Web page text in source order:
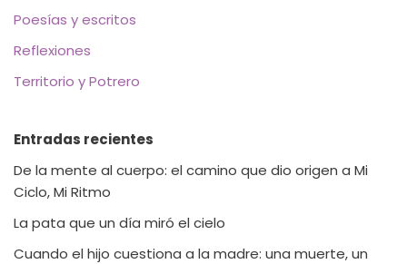
Poesías y escritos
Reflexiones
Territorio y Potrero
Entradas recientes
De la mente al cuerpo: el camino que dio origen a Mi
Ciclo, Mi Ritmo
La pata que un día miró el cielo
Cuando el hijo cuestiona a la madre: una muerte, un